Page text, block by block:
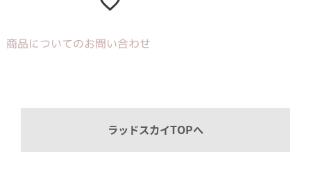
商品についてのお問い合わせ
ラッドスカイTOPへ